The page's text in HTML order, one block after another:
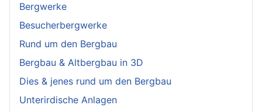
Bergwerke
Besucherbergwerke
Rund um den Bergbau
Bergbau & Altbergbau in 3D
Dies & jenes rund um den Bergbau
Unterirdische Anlagen